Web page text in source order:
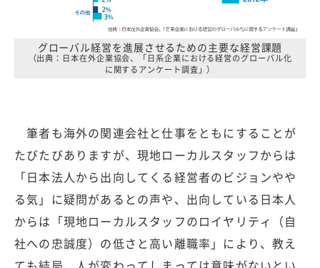
グローバル経営を進展させるための主要な経営課題
（出典：日本在外企業協会、「日系企業における経営のグローバル化
に関するアンケート調査」）
筆者も海外の関連会社と仕事をともにすることが
たびたびありますが、現地ローカルスタッフからは
「日本法人から出向してくる経営者のビジョンやや
る気」に疑問があるとの声や、出向している日本人
からは「現地ローカルスタッフのロイヤリティ（自
社への忠誠度）の低さと高い離職率」により、教え